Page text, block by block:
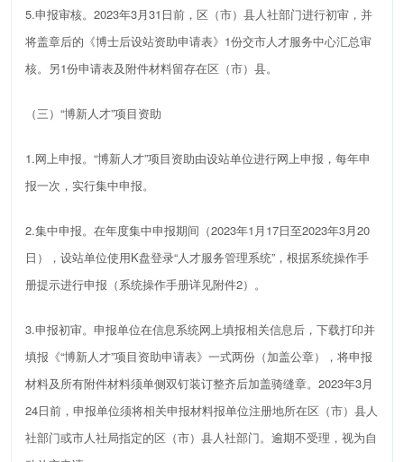
5.申报审核。 2023年3月31 日前，区（市）县人社部门进行初审，并
将盖章后的《博士后设站资助申请表》 1份交市人才服务中心汇总审
核。另1份申请表及附件材料留存在区（市）县。
（三） “博新人才”项目资助
1.网上申报。“博新人才”项目资助由设站单位进行网上申报，每年申
报一次，实行集中申报。
2.集中申报。在年度集中申报期间（2023年1 月 17日至2023年3月20
日），设站单位使用K盘登录“人才服务管理系统”，根据系统操作手
册提示进行申报（系统操作手册详见附件2）。
3.申报初审。申报单位在信息系统网上填报相关信息后，下载打印并
填报《“博新人才”项目资助申请表》一式两份（加盖公章），将申报
材料及所有附件材料须单侧双钉装订整齐后加盖骑缝章。 2023年3月
24日前，申报单位须将相关申报材料报单位注册地所在区（市）县人
社部门或市人社局指定的区（市）县人社部门。逾期不受理，视为自